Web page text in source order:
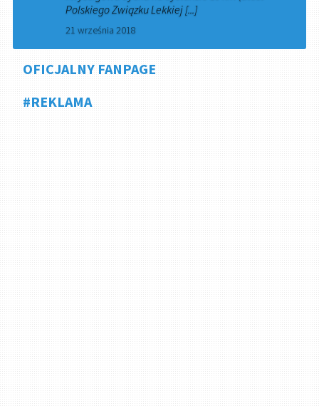
Polskiego Związku Lekkiej [...]
21 września 2018
OFICJALNY FANPAGE
#REKLAMA